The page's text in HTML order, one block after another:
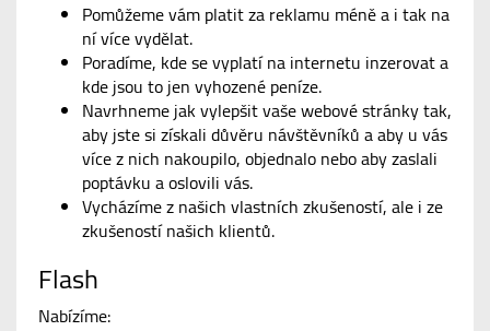
Pomůžeme vám platit za reklamu méně a i tak na
ní více vydělat.
Poradíme, kde se vyplatí na internetu inzerovat a
kde jsou to jen vyhozené peníze.
Navrhneme jak vylepšit vaše webové stránky tak,
aby jste si získali důvěru návštěvníků a aby u vás
více z nich nakoupilo, objednalo nebo aby zaslali
poptávku a oslovili vás.
Vycházíme z našich vlastních zkušeností, ale i ze
zkušeností našich klientů.
Flash
Nabízíme: